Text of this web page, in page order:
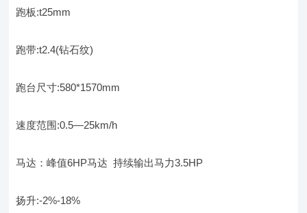
跑板:t25mm
跑带:t2.4(钻石纹)
跑台尺寸:580*1570mm
速度范围:0.5—25km/h
马达：峰值6HP马达 持续输出马力3.5HP
扬升:-2%-18%